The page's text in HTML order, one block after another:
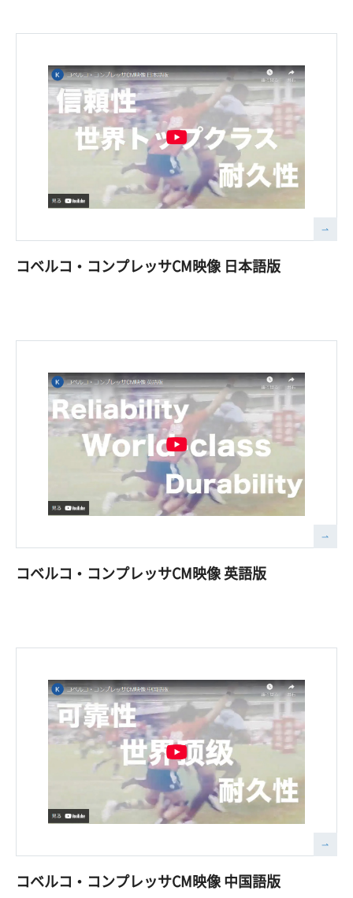
コベルコ・コンプレッサCM映像 日本語版
コベルコ・コンプレッサCM映像 英語版
コベルコ・コンプレッサCM映像 中国語版